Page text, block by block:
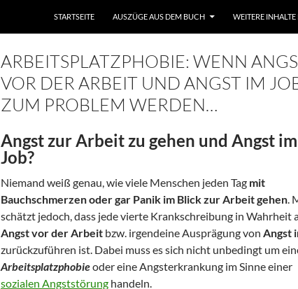
STARTSEITE
AUSZÜGE AUS DEM BUCH WEITERE
ARBEITSPLATZPHOBIE: WENN
VOR DER ARBEIT UND ANGST IM
ZUM PROBLEM WERDEN…
Angst zur Arbeit zu gehen und Angst im
Job?
Niemand weiß genau, wie viele Menschen jeden Tag mit
Bauchschmerzen oder gar Panik im Blick zur Arbeit gehen.
schätzt jedoch, dass jede vierte Krankschreibung in Wahrheit
Angst vor der Arbeit bzw. irgendeine Ausprägung von Angst
zurückzuführen ist. Dabei muss es sich nicht unbedingt um
Arbeitsplatzphobieoder eine Angsterkrankung im Sinne einer
sozialen Angststörung handeln.